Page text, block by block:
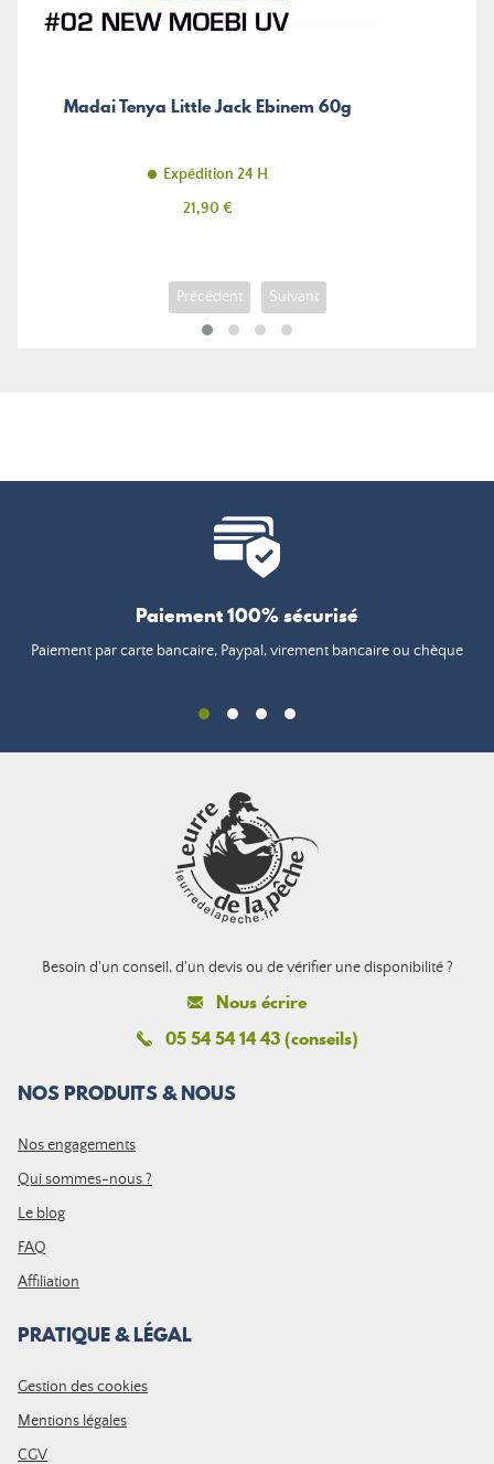
Madai Tenya Little Jack Ebinem 60g
Expédition 24 H
Prix
21,90 €
Précédent Suivant
Paiement 100% sécurisé
Paiement par carte bancaire, Paypal, virement bancaire ou chèque
Besoin d'un conseil, d'un devis ou de vérifier une disponibilité ?
Nous écrire
05 54 54 14 43 (conseils)
NOS PRODUITS & NOUS
Nos engagements
Qui sommes-nous ?
Le blog
FAQ
Affiliation
PRATIQUE & LÉGAL
Gestion des cookies
Mentions légales
CGV